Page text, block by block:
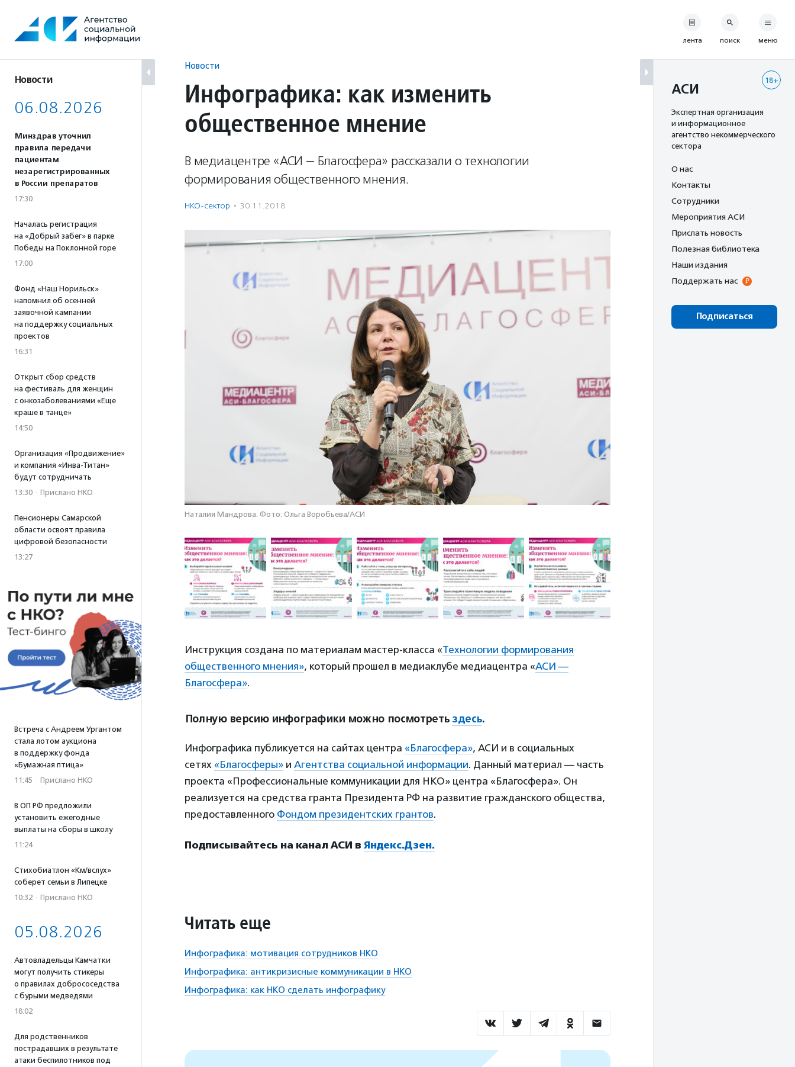
содержанию
Новости
06.08.2026
Минздрав уточнил
правила передачи
пациентам
незарегистрированных
в России препаратов
17:30
Началась регистрация
на «Добрый забег» в парке
Победы на Поклонной горе
17:00
Фонд «Наш Норильск»
напомнил об осенней
заявочной кампании
на поддержку социальных
проектов
16:31
Открыт сбор средств
на фестиваль для женщин
с онкозаболеваниями «Еще
краше в танце»
14:50
Организация «Продвижение»
и компания «Инва-Титан»
будут сотрудничать
13:30 · Прислано НКО
Пенсионеры Самарской
области освоят правила
цифровой безопасности
13:27
Встреча с Андреем Ургантом
стала лотом аукциона
в поддержку фонда
«Бумажная птица»
11:45 · Прислано НКО
В ОП РФ предложили
установить ежегодные
выплаты на сборы в школу
11:24
Стихобиатлон «Км/вслух»
соберет семьи в Липецке
10:32 · Прислано НКО
05.08.2026
Автовладельцы Камчатки
могут получить стикеры
о правилах добрососедства
с бурыми медведями
18:02
Для родственников
пострадавших в результате
атаки беспилотников под
Новости
Инфографика: как изменить
общественное мнение
В медиацентре «АСИ — Благосфера» рассказали о технологии
формирования общественного мнения.
НКО-сектор · 30.11.2018
Наталия Мандрова. Фото: Ольга Воробьева/АСИ
Инструкция создана по материалам мастер-класса «Технологии формирования
общественного мнения», который прошел в медиаклубе медиацентра «АСИ —
Благосфера».
Полную версию инфографики можно посмотреть здесь.
Инфографика публикуется на сайтах центра «Благосфера», АСИ и в социальных
сетях «Благосферы» и Агентства социальной информации. Данный материал — часть
проекта «Профессиональные коммуникации для НКО» центра «Благосфера». Он
реализуется на средства гранта Президента РФ на развитие гражданского общества,
предоставленного Фондом президентских грантов.
Подписывайтесь на канал АСИ в Яндекс.Дзен.
Читать еще
Инфографика: мотивация сотрудников НКО
Инфографика: антикризисные коммуникации в НКО
Инфографика: как НКО сделать инфографику
лента поиск меню
18+
АСИ
Экспертная организация
и информационное
агентство некоммерческого
сектора
О нас
Контакты
Сотрудники
Мероприятия АСИ
Прислать новость
Полезная библиотека
Наши издания
Поддержать нас
Подписаться